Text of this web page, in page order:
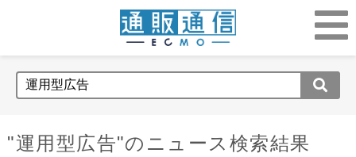
"運用型広告"のニュース検索結果